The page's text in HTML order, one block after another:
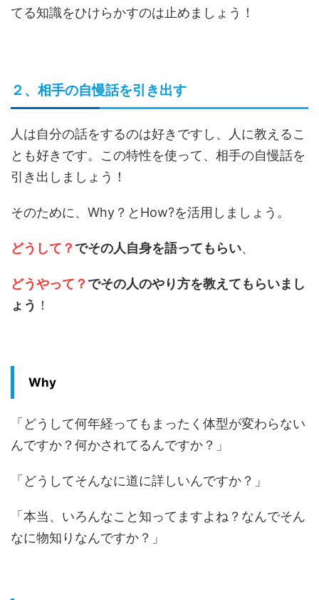
てる知識をひけらかすのは止めましょう！
２、相手の自慢話を引き出す
人は自分の話をするのは好きですし、人に教えるこ
とも好きです。この特性を使って、相手の自慢話を
引き出しましょう！
そのために、Why？とHow?を活用しましょう。
どうして？ でその人自身を語ってもらい、
どうやって？ でその人のやり方を教えてもらいまし
ょう ！
Why
「どうして何年経ってもまったく体型が変わらない
んですか？何かされてるんですか？」
「どうしてそんなに道に詳しいんですか？」
「本当、いろんなこと知ってますよね？なんでそん
なに物知りなんですか？」